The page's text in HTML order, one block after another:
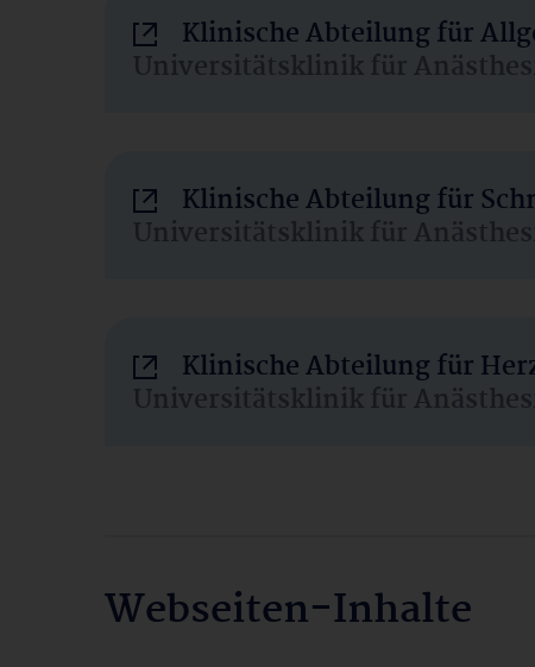
Klinische Abteilung für
Universitätsklinik für
Klinische Abteilung für
Universitätsklinik für
Klinische Abteilung für
Universitätsklinik für
Webseiten-Inhalte